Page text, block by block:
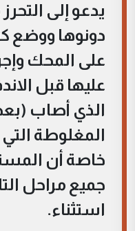
يدعو إلى
دونوها ووضع
على المحك
عليها قبل
الذي أصاب
المغلوطة التي
خاصة أن
جميع مراحل
استثناء.